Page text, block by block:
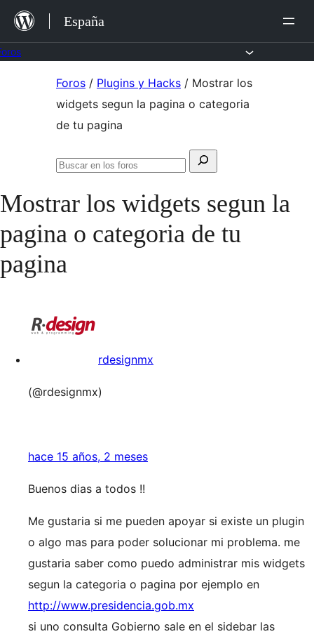
Saltar
contenido
España
Foros / Plugins y Hacks / Mostrar los
widgets segun la pagina o categoria
de tu pagina
Buscar:
Buscar
foros
Mostrar los widgets segun la
pagina o categoria de tu
pagina
rdesignmx
(@rdesignmx)
hace 15 años, 2 meses
Buenos dias a todos !!
Me gustaria si me pueden apoyar si existe un plugin
o algo mas para poder solucionar mi problema. me
gustaria saber como puedo administrar mis widgets
segun la categoria o pagina por ejemplo en
http://www.presidencia.gob.mx
si uno consulta Gobierno sale en el sidebar las